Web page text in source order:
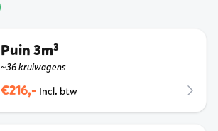
Puin 3m³
~36 kruiwagens
€216,- Incl. btw